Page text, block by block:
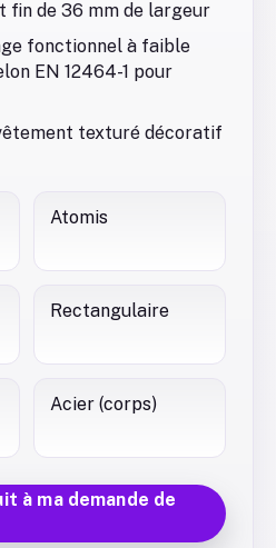
fin de 36 mm de largeur
fonctionnel à faible
EN 12464-1 pour
texturé décoratif
Atomis
Rectangulaire
Acier (corps)
à ma demande de